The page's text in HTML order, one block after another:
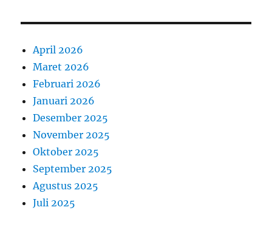
April 2026
Maret 2026
Februari 2026
Januari 2026
Desember 2025
November 2025
Oktober 2025
September 2025
Agustus 2025
Juli 2025